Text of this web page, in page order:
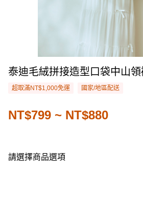
泰迪毛絨拼接造型口袋中山
超取滿NT$1,000免運 國家/地區配送
NT$799 ~ NT$880
請選擇商品選項